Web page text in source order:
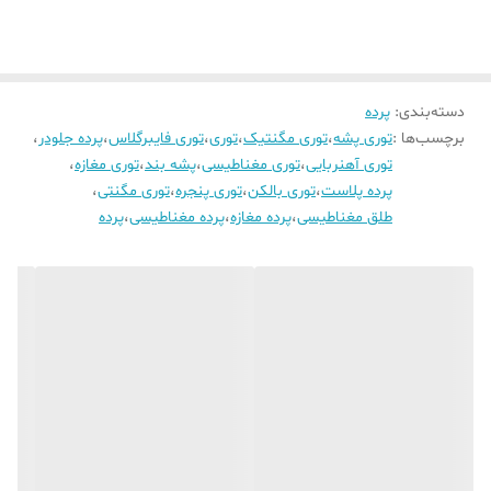
دسته‌بندی: پرده
برچسب‌ها :توری پشه،توری مگنتیک،توری،توری فایبرگلاس،پرده جلودر ،
توری آهنربایی،توری مغناطیسی،پشه بند،توری مغازه،
پرده پلاست،توری بالکن،توری پنجره،توری مگنتی،
طلق مغناطیسی،پرده مغازه،پرده مغناطیسی،پرده